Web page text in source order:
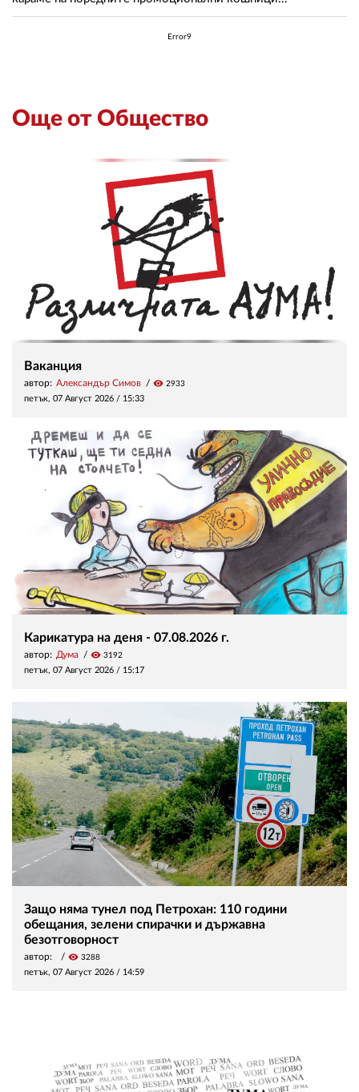
Error9
Още от Общество
Ваканция
автор: Александър Симов visibility 2933
петък, 07 Август 2026 / 15:33
Карикатура на деня - 07.08.2026 г.
автор: Дума visibility 3192
петък, 07 Август 2026 / 15:17
Защо няма тунел под Петрохан: 110 години
обещания, зелени спирачки и държавна
безотговорност
автор: visibility 3288
петък, 07 Август 2026 / 14:59